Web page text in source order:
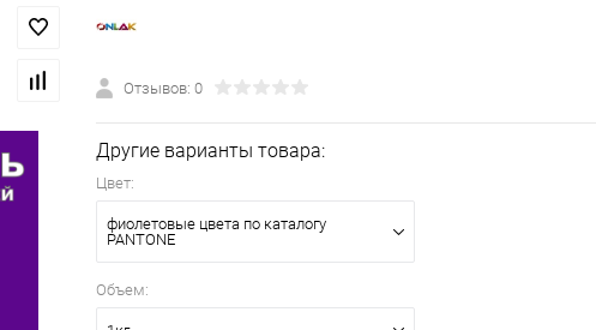
Отзывов: 0
Другие варианты товара:
Цвет:
фиолетовые цвета по каталогу
PANTONE
Объем: